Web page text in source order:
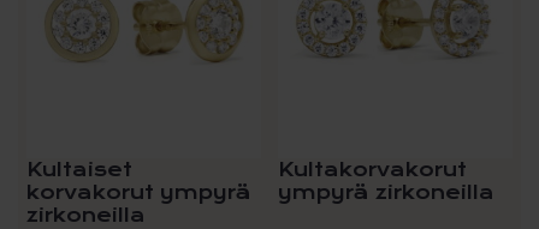
Kultaiset
korvakorut ympyrä
zirkoneilla
Kultakorvakorut
ympyrä zirkoneilla